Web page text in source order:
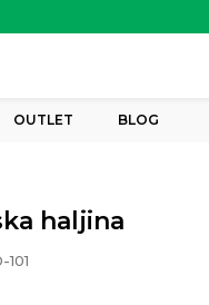
OUTLET BLOG
haljina